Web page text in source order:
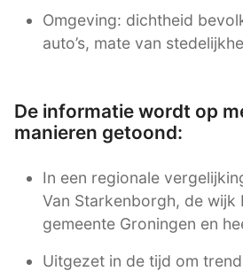
Omgeving: dichtheid
auto’s, mate van
De informatie wordt op
manieren getoond:
In een regionale
Van Starkenborgh, de wijk
gemeente Groningen en
Uitgezet in de tijd om